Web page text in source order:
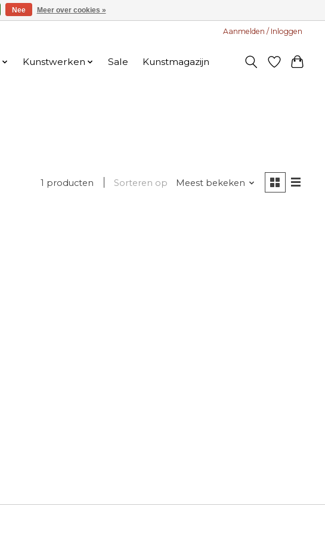
Aanmelden / Inloggen
Kunstwerken Sale Kunstmagazijn
1 producten Sorteren op Meest bekeken
Nee Meer over cookies »